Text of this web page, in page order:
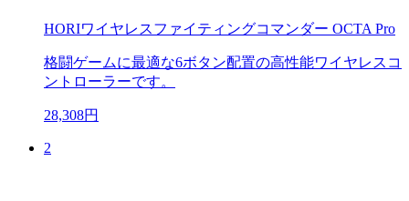
HORIワイヤレスファイティングコマンダー OCTA Pro
格闘ゲームに最適な6ボタン配置の高性能ワイヤレスコ
ントローラーです。
28,308円
2